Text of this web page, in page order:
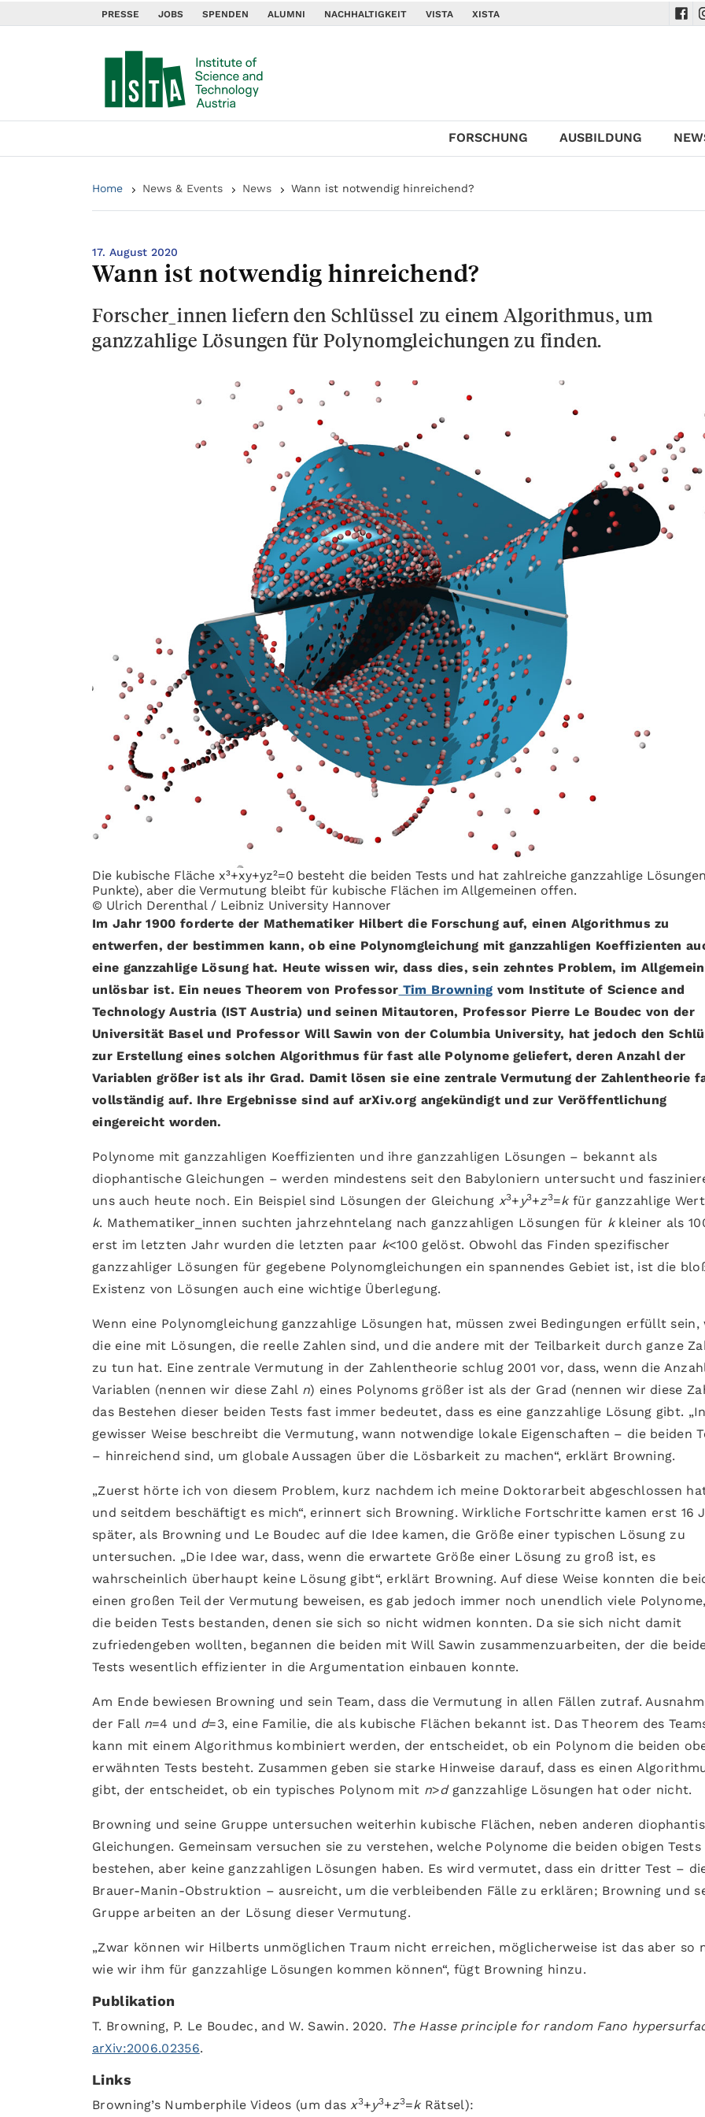
PRESSE JOBS SPENDEN ALUMNI NACHHALTIGKEIT VISTA XISTA
FORSCHUNG AUSBILDUNG
Home News & Events News Wann ist notwendig hinreichend?
17. August 2020
Wann ist notwendig hinreichend?
Forscher_innen liefern den Schlüssel zu einem Algorithmus, um
ganzzahlige Lösungen für Polynomgleichungen zu finden.
Die kubische Fläche x³+xy+yz²=0 besteht die beiden Tests und hat zahlreiche ganzzahlige
Punkte), aber die Vermutung bleibt für kubische Flächen im Allgemeinen offen.
© Ulrich Derenthal / Leibniz University Hannover
Im Jahr 1900 forderte der Mathematiker Hilbert die Forschung auf, einen Algorithmus zu
entwerfen, der bestimmen kann, ob eine Polynomgleichung mit ganzzahligen Koeffizienten
eine ganzzahlige Lösung hat. Heute wissen wir, dass dies, sein zehntes Problem, im
unlösbar ist. Ein neues Theorem von Professor Tim Browning vom Institute of Science and
Technology Austria (IST Austria) und seinen Mitautoren, Professor Pierre Le Boudec von der
Universität Basel und Professor Will Sawin von der Columbia University, hat jedoch den
zur Erstellung eines solchen Algorithmus für fast alle Polynome geliefert, deren Anzahl der
Variablen größer ist als ihr Grad. Damit lösen sie eine zentrale Vermutung der Zahlentheorie
vollständig auf. Ihre Ergebnisse sind auf arXiv.org angekündigt und zur Veröffentlichung
eingereicht worden.
Polynome mit ganzzahligen Koeffizienten und ihre ganzzahligen Lösungen – bekannt als
diophantische Gleichungen – werden mindestens seit den Babyloniern untersucht und
uns auch heute noch. Ein Beispiel sind Lösungen der Gleichung x3+ y3+z3=kfür ganzzahlige
k. Mathematiker_innen suchten jahrzehntelang nach ganzzahligen Lösungen für kkleiner als
erst im letzten Jahr wurden die letzten paar k<100 gelöst. Obwohl das Finden spezifischer
ganzzahliger Lösungen für gegebene Polynomgleichungen ein spannendes Gebiet ist, ist die
Existenz von Lösungen auch eine wichtige Überlegung.
Wenn eine Polynomgleichung ganzzahlige Lösungen hat, müssen zwei Bedingungen erfüllt sein,
die eine mit Lösungen, die reelle Zahlen sind, und die andere mit der Teilbarkeit durch ganze
zu tun hat. Eine zentrale Vermutung in der Zahlentheorie schlug 2001 vor, dass, wenn die
Variablen (nennen wir diese Zahl n) eines Polynoms größer ist als der Grad (nennen wir diese
das Bestehen dieser beiden Tests fast immer bedeutet, dass es eine ganzzahlige Lösung gibt. „In
gewisser Weise beschreibt die Vermutung, wann notwendige lokale Eigenschaften – die beiden
– hinreichend sind, um globale Aussagen über die Lösbarkeit zu machen“, erklärt Browning.
„Zuerst hörte ich von diesem Problem, kurz nachdem ich meine Doktorarbeit abgeschlossen
und seitdem beschäftigt es mich“, erinnert sich Browning. Wirkliche Fortschritte kamen erst 16
später, als Browning und Le Boudec auf die Idee kamen, die Größe einer typischen Lösung zu
untersuchen. „Die Idee war, dass, wenn die erwartete Größe einer Lösung zu groß ist, es
wahrscheinlich überhaupt keine Lösung gibt“, erklärt Browning. Auf diese Weise konnten die
einen großen Teil der Vermutung beweisen, es gab jedoch immer noch unendlich viele
die beiden Tests bestanden, denen sie sich so nicht widmen konnten. Da sie sich nicht damit
zufriedengeben wollten, begannen die beiden mit Will Sawin zusammenzuarbeiten, der die
Tests wesentlich effizienter in die Argumentation einbauen konnte.
Am Ende bewiesen Browning und sein Team, dass die Vermutung in allen Fällen zutraf.
der Fall n=4 und d=3, eine Familie, die als kubische Flächen bekannt ist. Das Theorem des
kann mit einem Algorithmus kombiniert werden, der entscheidet, ob ein Polynom die beiden
erwähnten Tests besteht. Zusammen geben sie starke Hinweise darauf, dass es einen
gibt, der entscheidet, ob ein typisches Polynom mit n>dganzzahlige Lösungen hat oder nicht.
Browning und seine Gruppe untersuchen weiterhin kubische Flächen, neben anderen
Gleichungen. Gemeinsam versuchen sie zu verstehen, welche Polynome die beiden obigen Tests
bestehen, aber keine ganzzahligen Lösungen haben. Es wird vermutet, dass ein dritter Test –
Brauer-Manin-Obstruktion – ausreicht, um die verbleibenden Fälle zu erklären; Browning und
Gruppe arbeiten an der Lösung dieser Vermutung.
„Zwar können wir Hilberts unmöglichen Traum nicht erreichen, möglicherweise ist das aber so
wie wir ihm für ganzzahlige Lösungen kommen können“, fügt Browning hinzu.
Publikation
T. Browning, P. Le Boudec, and W. Sawin. 2020. The Hasse principle for random Fano
arXiv:2006.02356.
Links
Browning’s Numberphile Videos (um dasx3+y3+z3=k Rätsel):